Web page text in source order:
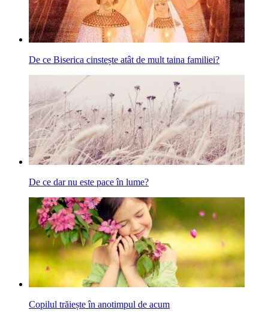
De ce Biserica cinstește atât de mult taina familiei?
De ce dar nu este pace în lume?
Copilul trăiește în anotimpul de acum